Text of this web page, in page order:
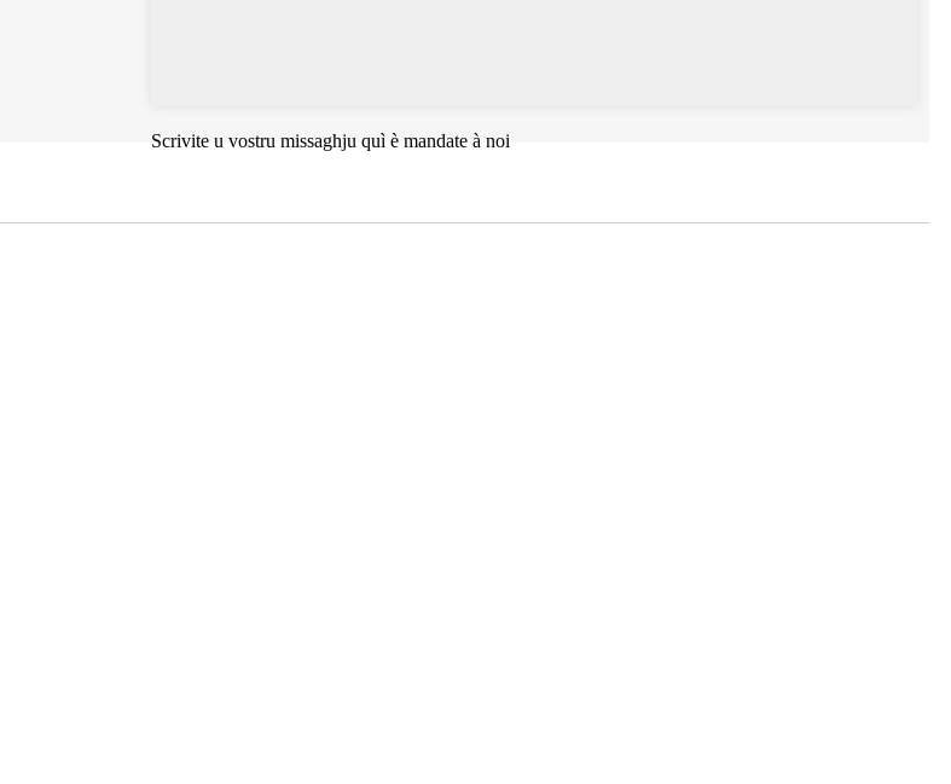
Scrivite u vostru missaghju quì è mandate à noi